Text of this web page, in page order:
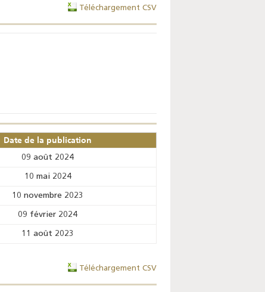
Téléchargement CSV
Date de la publication
09 août 2024
10 mai 2024
10 novembre 2023
09 février 2024
11 août 2023
Téléchargement CSV
Enquête mensuelle de